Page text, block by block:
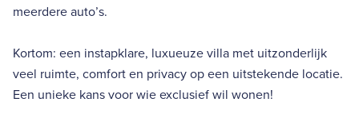
meerdere auto’s.
Kortom: een instapklare, luxueuze villa met uitzonderlijk
veel ruimte, comfort en privacy op een uitstekende locatie.
Een unieke kans voor wie exclusief wil wonen!